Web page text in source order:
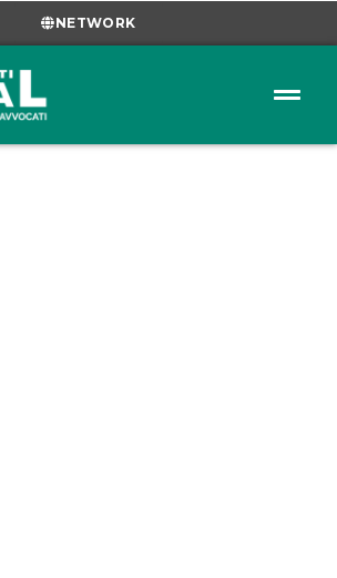
NETWORK